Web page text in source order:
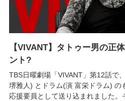
【VIVANT】タトゥー男の正
ント?
TBS日曜劇場「VIVANT」第12話で
堺雅人) とドラム(演 富栄ドラム) の
応援要員として送り込まれました